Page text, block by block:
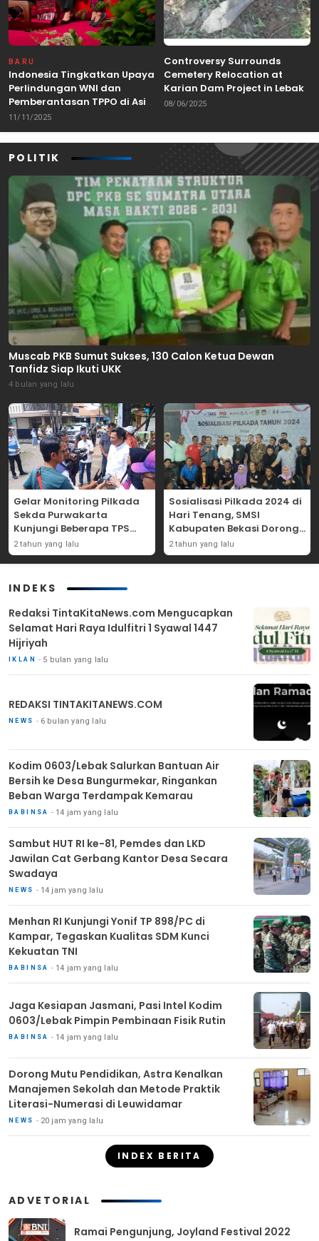
BARU
Indonesia Tingkatkan Upaya
Perlindungan WNI dan
Pemberantasan TPPO di Asia
Tenggara
11/11/2025
Controversy Surrounds
Cemetery Relocation at
Karian Dam Project in Lebak,
Banten
08/06/2025
POLITIK
Muscab PKB Sumut Sukses, 130 Calon Ketua Dewan
Tanfidz Siap Ikuti UKK
4 bulan yang lalu
Gelar Monitoring Pilkada
Sekda Purwakarta
Kunjungi Beberapa TPS
Yang Ada Di Purwakarta
2 tahun yang lalu
Sosialisasi Pilkada 2024 di
Hari Tenang, SMSI
Kabupaten Bekasi Dorong
Angka Partisipasi
Masyarakat
2 tahun yang lalu
INDEKS
Redaksi TintaKitaNews.com Mengucapkan
Selamat Hari Raya Idulfitri 1 Syawal 1447
Hijriyah
IKLAN 5 bulan yang lalu
REDAKSI TINTAKITANEWS.COM
NEWS 6 bulan yang lalu
Kodim 0603/Lebak Salurkan Bantuan Air
Bersih ke Desa Bungurmekar, Ringankan
Beban Warga Terdampak Kemarau
BABINSA 14 jam yang lalu
Sambut HUT RI ke-81, Pemdes dan LKD
Jawilan Cat Gerbang Kantor Desa Secara
Swadaya
NEWS 14 jam yang lalu
Menhan RI Kunjungi Yonif TP 898/PC di
Kampar, Tegaskan Kualitas SDM Kunci
Kekuatan TNI
BABINSA 14 jam yang lalu
Jaga Kesiapan Jasmani, Pasi Intel Kodim
0603/Lebak Pimpin Pembinaan Fisik Rutin
BABINSA 14 jam yang lalu
Dorong Mutu Pendidikan, Astra Kenalkan
Manajemen Sekolah dan Metode Praktik
Literasi-Numerasi di Leuwidamar
NEWS 20 jam yang lalu
INDEX BERITA
ADVETORIAL
Ramai Pengunjung, Joyland Festival 2022